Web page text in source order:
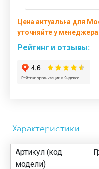
Цена актуальна для
уточняйте у менеджера.
Рейтинг и отзывы:
Характеристики
Артикул (код
модели)